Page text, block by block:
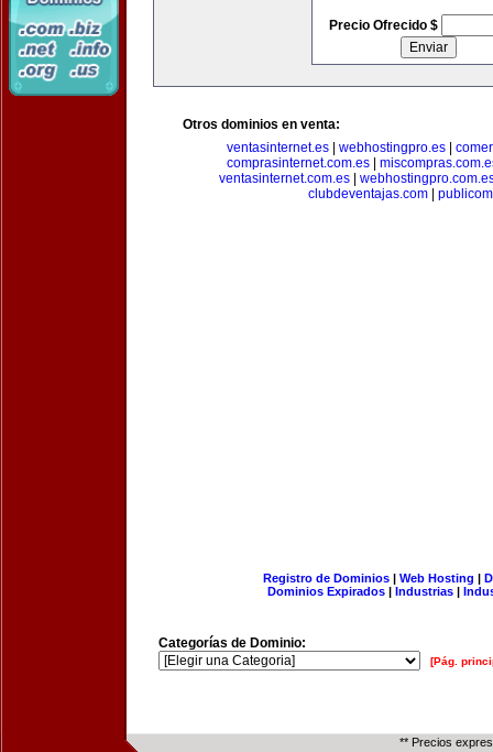
Precio Ofrecido $
Otros dominios en venta:
ventasinternet.es
webhostingpro.es
comprasinternet.com.es|
ventasinternet.com.es|
clubdeventajas.com
Registro de Dominios| Web Hosting |
Dominios Expirados | Industrias |
Categorías de Dominio:
[Pág.
** Precios